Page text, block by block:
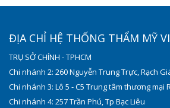
ĐỊA CHỈ HỆ THỐNG THẨM MỸ
TRỤ SỞ CHÍNH - TPHCM
Chi nhánh 2: 260 Nguyễn Trung Trực, Rạch
Chi nhánh 3: Lô 5 - C5 Trung tâm thương mại
Chi nhánh 4: 257 Trần Phú, Tp Bạc Liêu